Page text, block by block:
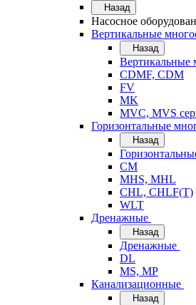
Назад
Насосное
Вертикальные
Назад
Вертикальные
CDMF, CDM
FV
MK
MVC, MVS
Горизонтальные
Назад
CM
MHS, MHL
CHL, CHLF(T)
WLT
Дренажные
Назад
Дренажные
DL
MS, MP
Канализационные
Назад